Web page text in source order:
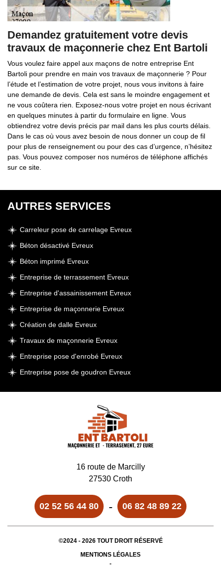
Demandez gratuitement votre devis
travaux de maçonnerie chez Ent Bartoli
Vous voulez faire appel aux maçons de notre entreprise Ent
Bartoli pour prendre en main vos travaux de maçonnerie ? Pour
l’étude et l’estimation de votre projet, nous vous invitons à faire
une demande de devis. Cela est sans le moindre engagement et
ne vous coûtera rien. Exposez-nous votre projet en nous écrivant
en quelques minutes à partir du formulaire en ligne. Vous
obtiendrez votre devis précis par mail dans les plus courts délais.
Dans le cas où vous avez besoin de nous donner un coup de fil
pour plus de renseignement ou pour des cas d’urgence, n’hésitez
pas. Vous pouvez composer nos numéros de téléphone affichés
sur ce site.
AUTRES SERVICES
Carreleur pose de carrelage Evreux
Béton désactivé Evreux
Béton imprimé Evreux
Entreprise de terrassement Evreux
Entreprise d'assainissement Evreux
Entreprise de maçonnerie Evreux
Création de dalle Evreux
Travaux de maçonnerie Evreux
Entreprise pose d'enrobé Evreux
Entreprise pose de goudron Evreux
16 route de Marcilly
27530 Croth
02 52 56 44 80 - 06 82 48 89 22
©2024 - 2026 TOUT DROIT RÉSERVÉ
MENTIONS LÉGALES
-